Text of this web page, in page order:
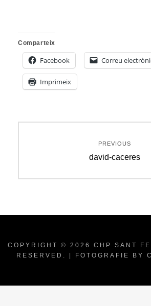
Comparteix
Facebook Correu
Imprimeix
PREVIOUS
Previous
david-caceres
COPYRIGHT © 2026 CHP SANT
RESERVED. | FOTOGRAFIE BY